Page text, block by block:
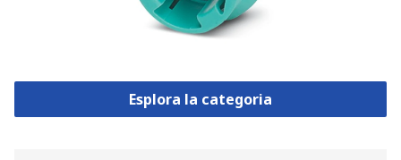
Esplora la categoria